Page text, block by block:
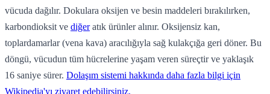
vücuda dağılır. Dokulara oksijen ve besin maddeleri bırakılırken,
karbondioksit ve diğeratık ürünler alınır. Oksijensiz kan,
toplardamarlar (vena kava) aracılığıyla sağ kulakçığa geri döner. Bu
döngü, vücudun tüm hücrelerine yaşam veren süreçtir ve yaklaşık
16 saniye sürer. Dolaşım sistemi hakkında daha fazla bilgi için
Wikipedia'yı ziyaret edebilirsiniz.